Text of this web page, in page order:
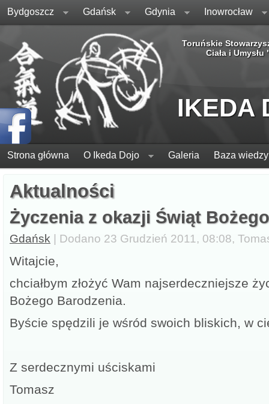
Bydgoszcz Gdańsk Gdynia Inowrocław
Toruńskie
Ciała i Umysłu
IKEDA
Strona główna O Ikeda Dojo Galeria Baza wiedzy
Aktualności
Życzenia z okazji Świąt
Gdańsk | Dodano 23 Grudzień 2011, 08:08,
Witajcie,
chciałbym złożyć Wam najserdeczniejsze
Bożego Barodzenia.
Byście spędzili je wśród swoich bliskich, w
Z serdecznymi uściskami
Tomasz